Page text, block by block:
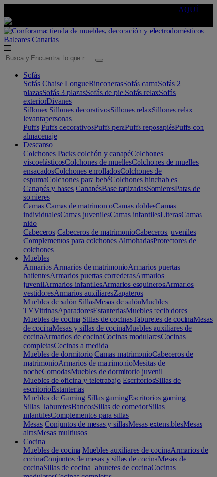
AQUÍ
Baleares Canarias
Sofás
Sofás Chaise LongueRinconerasSofás camaSofás 2
plazasSofás 3 plazasSofás de pielSofás relaxSofás
exteriorDivanes
Sillones Sillones decorativosSillones relaxSillones relax
levantapersonas
Puffs Puffs decorativosPuffs peraPuffs reposapiésPuffs con
almacenaje
Descanso
Colchones Packs colchón y canapéColchones
viscoelásticosColchones de muellesColchones de muelles
ensacadosColchones enrolladosColchones de
espumaColchones para bebéColchones hinchables
Canapés y bases CanapésBase tapizadasSomieresPatas de
somieres
Camas Camas de matrimonioCamas doblesCamas
individualesCamas juvenilesCamas infantilesLiterasCamas
nido
Cabeceros Cabeceros de matrimonioCabeceros juveniles
Complementos para colchones AlmohadasProtectores de
colchones
Muebles
Armarios Armarios de matrimonioArmarios puertas
batientesArmarios puertas correderasArmarios
juvenilArmarios infantilesArmarios esquinerosArmarios
vestidoresArmarios auxiliaresZapateros
Muebles de salón SillasMesas de salónMuebles
TVVitrinasAparadoresEstanteriasMuebles recibidores
Muebles de cocina Sillas de cocinasTaburetes de cocinaMesas
de cocinaMesas y sillas de cocinaMuebles auxiliares de
cocinaArmarios de cocinaCocinas modularesCocinas
completasCocinas a medida
Muebles de dormitorio Camas matrimonioCabeceros de
matrimonioArmarios de matrimonioMesitas de
nocheComodasMuebles de dormitorio juvenil
Muebles de oficina y teletrabajo EscritoriosSillas de
escritorioEstanterías
Muebles de Gaming Sillas gamingEscritorios gaming
Sillas TaburetesBancosSillas de comedorSillas
infantilesComplementos para sillas
Mesas Conjuntos de mesas y sillasMesas extensiblesMesas
altasMesas multiusos
Cocina
Muebles de cocina Muebles auxiliares de cocinaArmarios de
cocinaConjuntos de mesas y sillas de cocinaMesas de
cocinaSillas de cocinaTaburetes de cocinaCocinas